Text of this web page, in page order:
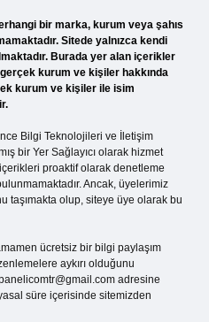
bir marka, kurum veya şahıs
Sitede yalnızca kendi
Burada yer alan içerikler
kurum ve kişiler hakkında
kurum ve kişiler ile isim
Bilgi Teknolojileri ve İletişim
bir Yer Sağlayıcı olarak hizmet
proaktif olarak denetleme
Ancak, üyelerimiz
taşımakta olup, siteye üye olarak bu
ücretsiz bir bilgi paylaşım
aykırı olduğunu
adresine
süre içerisinde sitemizden